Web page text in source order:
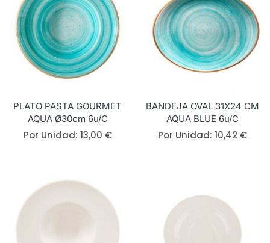
PLATO PASTA GOURMET
AQUA Ø30cm 6u/c
Por Unidad: 13,00 €
BANDEJA OVAL 31X24 CM
AQUA BLUE 6u/c
Por Unidad: 10,42 €